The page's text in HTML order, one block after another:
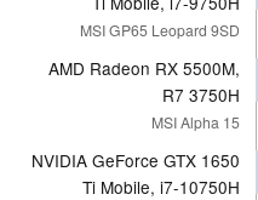
MSI GP65 Leopard 9SD
AMD Radeon RX 5500M,
R7 3750H
MSI Alpha 15
NVIDIA GeForce GTX 1650
Ti Mobile, i7-10750H